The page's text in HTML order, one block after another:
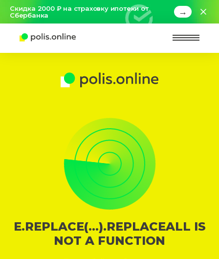
Скидка 2000 ₽ на страховку ипотеки от
Сбербанка
→
E.REPLACE(...).REPLACEALL IS
NOT A FUNCTION